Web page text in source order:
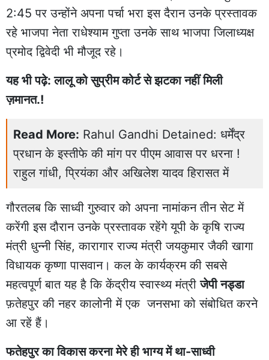
2:45 पर उन्होंने अपना पर्चा भरा इस दैरान उनके प्रस्तावक
रहे भाजपा नेता राधेश्याम गुप्ता उनके साथ भाजपा जिलाध्यक्ष
प्रमोद द्विवेदी भी मौजूद रहे।
यह भी पढ़े: लालू को सुप्रीम कोर्ट से झटका नहीं मिली
ज़मानत.!
Read More: Rahul Gandhi Detained: धर्मेंद्र
प्रधान के इस्तीफे की मांग पर पीएम आवास पर धरना !
राहुल गांधी, प्रियंका और अखिलेश यादव हिरासत में
गौरतलब कि साध्वी गुरुवार को अपना नामांकन तीन सेट में
करेंगी इस दौरान उनके प्रस्तावक रहेंगे यूपी के कृषि राज्य
मंत्री धुन्नी सिंह, कारागार राज्य मंत्री जयकुमार जैकी खागा
विधायक कृष्णा पासवान। कल के कार्यक्रम की सबसे
महत्वपूर्ण बात यह है कि केंद्रीय स्वास्थ्य मंत्रीजेपी नड्डा
फ़तेहपुर की नहर कालोनी में एक जनसभा को संबोधित करने
आ रहें हैं।
फतेहपुर का विकास करना मेरे ही भाग्य में था-साध्वी